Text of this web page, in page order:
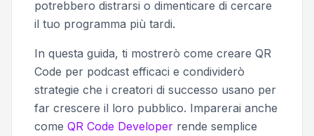
potrebbero distrarsi o dimenticare di cercare
il tuo programma più tardi.
In questa guida, ti mostrerò come creare QR
Code per podcast efficaci e condividerò
strategie che i creatori di successo usano per
far crescere il loro pubblico. Imparerai anche
come QR Code Developer rende semplice